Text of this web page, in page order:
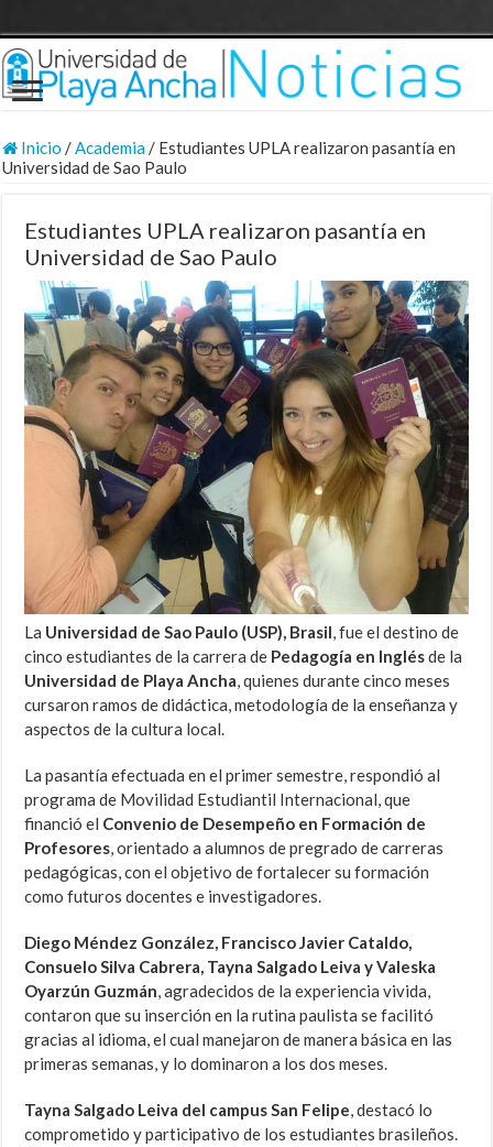
Inicio /Academia/ Estudiantes UPLA realizaron pasantía en
Universidad de Sao Paulo
Estudiantes UPLA realizaron pasantía en
Universidad de Sao Paulo
La Universidad de Sao Paulo (USP), Brasil, fue el destino de
cinco estudiantes de la carrera de Pedagogía en Inglésde la
Universidad de Playa Ancha, quienes durante cinco meses
cursaron ramos de didáctica, metodología de la enseñanza y
aspectos de la cultura local.
La pasantía efectuada en el primer semestre, respondió al
programa de Movilidad Estudiantil Internacional, que
financió el Convenio de Desempeño en Formación de
Profesores, orientado a alumnos de pregrado de carreras
pedagógicas, con el objetivo de fortalecer su formación
como futuros docentes e investigadores.
Diego Méndez González, Francisco Javier Cataldo,
Consuelo Silva Cabrera, Tayna Salgado Leiva y Valeska
Oyarzún Guzmán, agradecidos de la experiencia vivida,
contaron que su inserción en la rutina paulista se facilitó
gracias al idioma, el cual manejaron de manera básica en las
primeras semanas, y lo dominaron a los dos meses.
Tayna Salgado Leiva del campus San Felipe, destacó lo
comprometido y participativo de los estudiantes brasileños.